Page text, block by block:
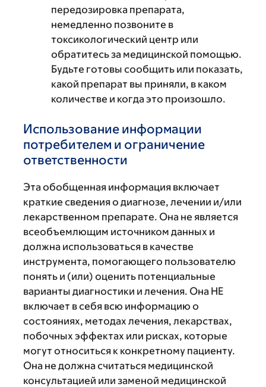
передозировка препарата,
немедленно позвоните в
токсикологический центр или
обратитесь за медицинской помощью.
Будьте готовы сообщить или показать,
какой препарат вы приняли, в каком
количестве и когда это произошло.
Использование информации
потребителем и ограничение
ответственности
Эта обобщенная информация включает
краткие сведения о диагнозе, лечении и/или
лекарственном препарате. Она не является
всеобъемлющим источником данных и
должна использоваться в качестве
инструмента, помогающего пользователю
понять и (или) оценить потенциальные
варианты диагностики и лечения. Она НЕ
включает в себя всю информацию о
состояниях, методах лечения, лекарствах,
побочных эффектах или рисках, которые
могут относиться к конкретному пациенту.
Она не должна считаться медицинской
консультацией или заменой медицинской